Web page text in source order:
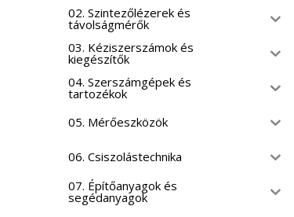
02. Szintezőlézerek és
távolságmérők
03. Kéziszerszámok és
kiegészítők
04. Szerszámgépek és
tartozékok
05. Mérőeszközök
06. Csiszolástechnika
07. Építőanyagok és
segédanyagok